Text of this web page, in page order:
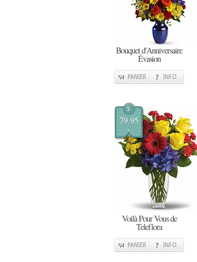
Bouquet d'Anniversaire
Évasion
PANIER INFO
$
79.95
Voilà Pour Vous de
Teleflora
PANIER INFO